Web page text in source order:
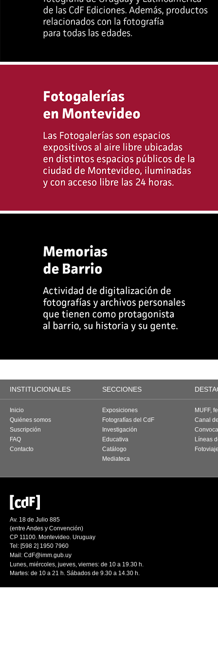
INSTITUCIONALES SECCIONES
Inicio
Quiénes somos
Suscripción
FAQ
Contacto
Exposiciones
Fotografías del CdF
Investigación
Educativa
Catálogo
Mediateca
MUFF,
Canal
Líneas
Av. 18 de Julio 885
(entre Andes y Convención)
CP 11100. Montevideo. Uruguay
Tel: [598 2] 1950 7960
Mail: CdF@imm.gub.uy
Lunes, miércoles, jueves, viernes: de 10 a 19.30 h.
Martes: de 10 a 21 h. Sábados de 9.30 a 14.30 h.